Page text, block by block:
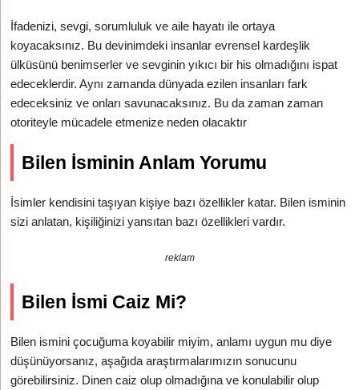
İfadenizi, sevgi, sorumluluk ve aile hayatı ile ortaya
koyacaksınız. Bu devinimdeki insanlar evrensel kardeşlik
ülküsünü benimserler ve sevginin yıkıcı bir his olmadığını ispat
edeceklerdir. Aynı zamanda dünyada ezilen insanları fark
edeceksiniz ve onları savunacaksınız. Bu da zaman zaman
otoriteyle mücadele etmenize neden olacaktır
Bilen İsminin Anlam Yorumu
İsimler kendisini taşıyan kişiye bazı özellikler katar. Bilen isminin
sizi anlatan, kişiliğinizi yansıtan bazı özellikleri vardır.
reklam
Bilen İsmi Caiz Mi?
Bilen ismini çocuğuma koyabilir miyim, anlamı uygun mu diye
düşünüyorsanız, aşağıda araştırmalarımızın sonucunu
görebilirsiniz. Dinen caiz olup olmadığına ve konulabilir olup